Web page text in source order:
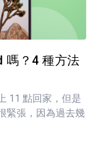
嗎？4 種方法
11 點回家，但是
緊張，因為過去幾